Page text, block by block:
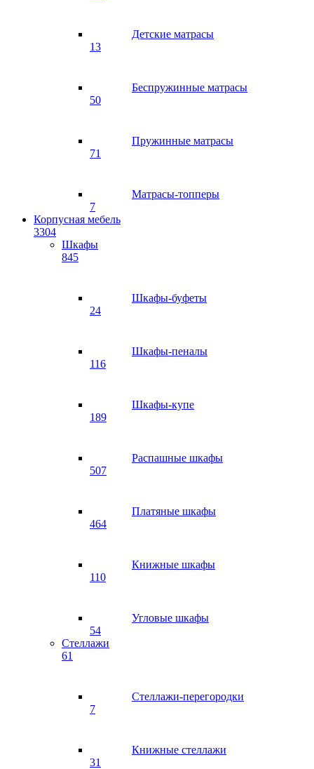
Детские матрасы
13
Беспружинные матрасы
50
Пружинные матрасы
71
Матрасы-топперы
7
Корпусная мебель
3304
Шкафы
845
Шкафы-буфеты
24
Шкафы-пеналы
116
Шкафы-купе
189
Распашные шкафы
507
Платяные шкафы
464
Книжные шкафы
110
Угловые шкафы
54
Стеллажи
61
Стеллажи-перегородки
7
Книжные стеллажи
31